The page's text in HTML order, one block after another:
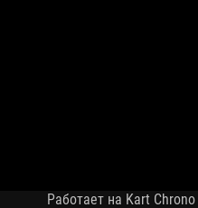
Работает на Kart Chrono